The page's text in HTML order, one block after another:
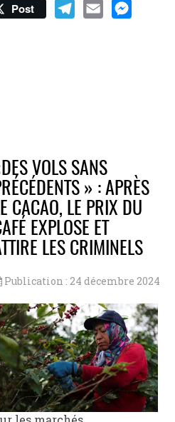
Post
VOLS SANS
» : APRÈS
CACAO, LE PRIX DU
EXPLOSE ET
LES CRIMINELS
Publication : 24 décembre 2024